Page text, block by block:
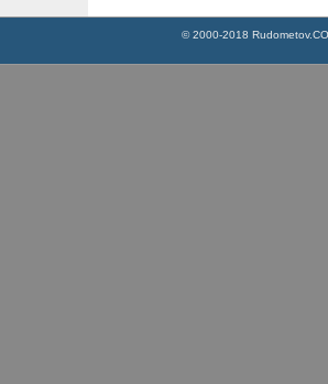
© 2000-2018